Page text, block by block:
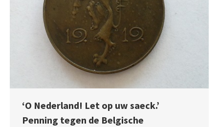
‘O Nederland! Let op uw saeck.’
Penning tegen de Belgische